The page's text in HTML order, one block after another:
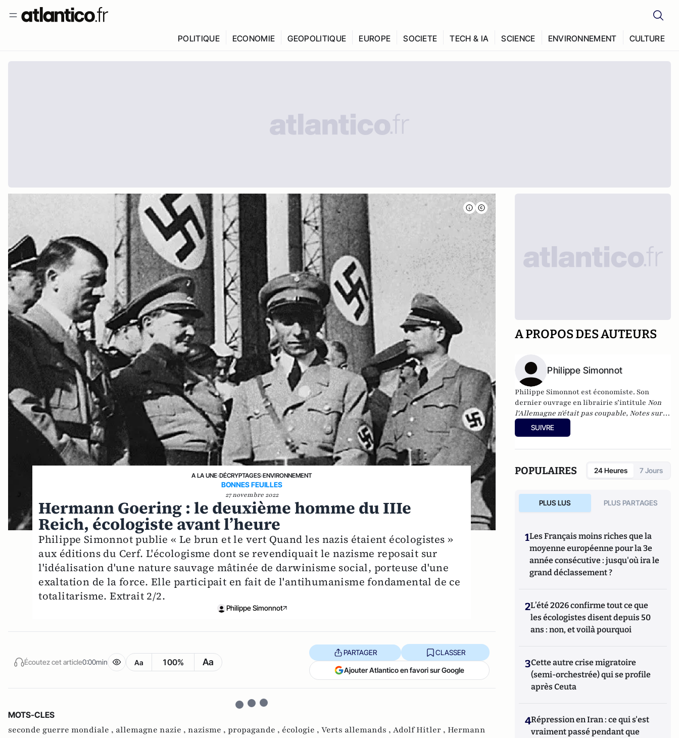
POLITIQUE ECONOMIE GEOPOLITIQUE EUROPE SOCIETE TECH & IA SCIENCE ENVIRONNEMENT CULTURE
A LA UNE›DÉCRYPTAGES›ENVIRONNEMENT
BONNES FEUILLES
27 novembre 2022
Hermann Goering : le deuxième homme du IIIe
Reich, écologiste avant l’heure
Philippe Simonnot publie « Le brun et le vert Quand les nazis étaient écologistes »
aux éditions du Cerf. L'écologisme dont se revendiquait le nazisme reposait sur
l'idéalisation d'une nature sauvage mâtinée de darwinisme social, porteuse d'une
exaltation de la force. Elle participait en fait de l'antihumanisme fondamental de ce
totalitarisme. Extrait 2/2.
Philippe Simonnot
Écoutez cet article0:00min Aa 100% Aa
PARTAGER CLASSER
Ajouter Atlantico en favori sur Google
MOTS-CLES
seconde guerre mondiale , allemagne nazie , nazisme , propagande , écologie , Verts allemands , Adolf Hitler , Hermann
A PROPOS DES AUTEURS
Philippe Simonnot
Philippe Simonnot est économiste. Son
dernier ouvrage en librairie s’intitule Non
l'Allemagne n'était pas coupable, Notes sur
les responsabilités de la Première Guerre
Mondiale(Editions Europolis, Berlin). Il est
Roux). En 2012, il publieLa monnaie,
Histoire d’une imposture (
Editions Perrin),
SUIVRE
POPULAIRES 24 Heures 7 Jours
PLUS LUS PLUS PARTAGES
1Les Français moins riches que la
moyenne européenne pour la 3e
année consécutive : jusqu'où ira le
grand déclassement ?
2L’été 2026 confirme tout ce que
les écologistes disent depuis 50
ans : non, et voilà pourquoi
3Cette autre crise migratoire
(semi-orchestrée) qui se profile
après Ceuta
4Répression en Iran : ce qui s'est
vraiment passé pendant que